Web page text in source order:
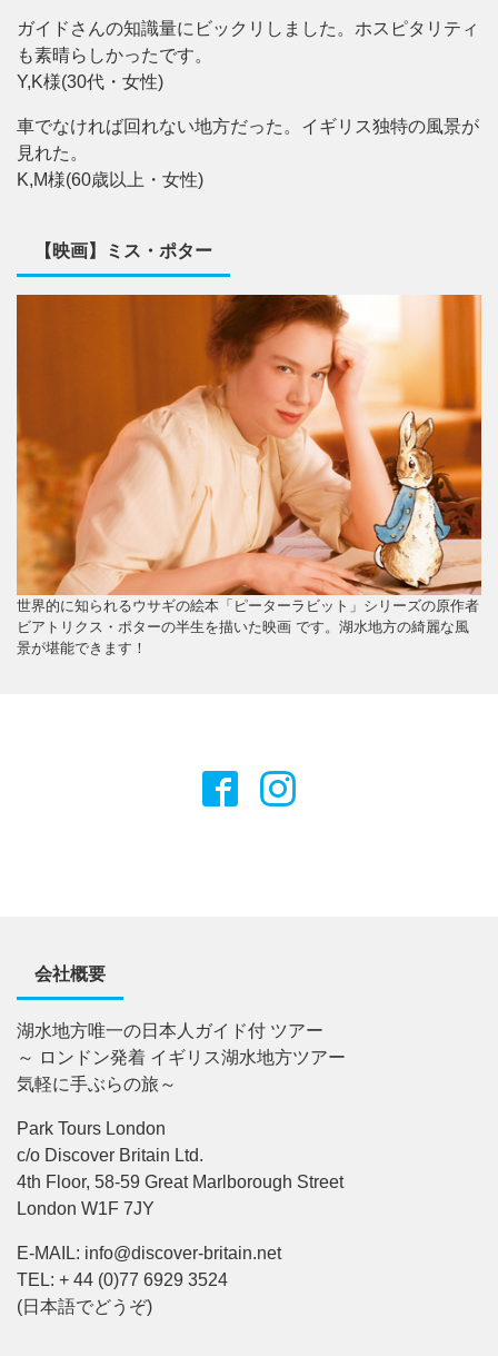
ガイドさんの知識量にビックリしました。ホスピタリティ
も素晴らしかったです。
Y,K様(30代・女性)
車でなければ回れない地方だった。イギリス独特の風景が
見れた。
K,M様(60歳以上・女性)
【映画】ミス・ポター
世界的に知られるウサギの絵本「ピーターラビット」シリーズの原作者
ビアトリクス・ポターの半生を描いた映画 です。湖水地方の綺麗な風
景が堪能できます！
会社概要
湖水地方唯一の日本人ガイド付 ツアー
～ ロンドン発着 イギリス湖水地方ツアー
気軽に手ぶらの旅～
Park Tours London
c/o Discover Britain Ltd.
4th Floor, 58-59 Great Marlborough Street
London W1F 7JY
E-MAIL: info@discover-britain.net
TEL: + 44 (0)77 6929 3524
(日本語でどうぞ)